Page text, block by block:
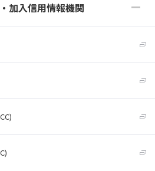
加入信用情報機関